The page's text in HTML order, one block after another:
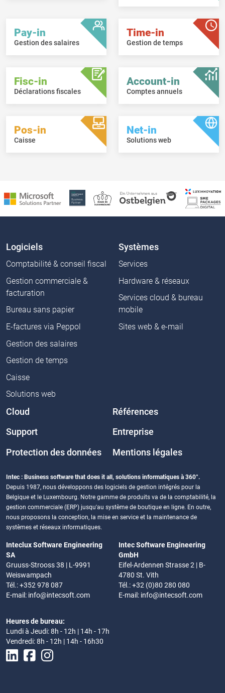
Pay-in
Gestion des salaires
Time-in
Gestion de temps
Fisc-in
Déclarations fiscales
Account-in
Comptes annuels
Pos-in
Caisse
Net-in
Solutions web
Logiciels
Comptabilité & conseil fiscal
Gestion commerciale &
facturation
Bureau sans papier
E-factures via Peppol
Gestion des salaires
Gestion de temps
Caisse
Solutions web
Systèmes
Services
Hardware & réseaux
Services cloud & bureau
mobile
Sites web & e-mail
Cloud Références
Support Entreprise
Protection des données Mentions légales
Intec : Business software that does it all, solutions informatiques à 360°.
Depuis 1987, nous développons des logiciels de gestion intégrés pour la
Belgique et le Luxembourg. Notre gamme de produits va de la comptabilité, la
gestion commerciale (ERP) jusqu'au système de boutique en ligne. En outre,
nous proposons la conception, la mise en service et la maintenance de
systèmes et réseaux informatiques.
Inteclux Software Engineering
SA
Gruuss-Strooss 38 | L-9991
Weiswampach
Tél.: +352 978 087
E-mail: info@intecsoft.com
Intec Software Engineering
GmbH
Eifel-Ardennen Strasse 2 | B-
4780 St. Vith
Tél.: +32 (0)80 280 080
E-mail: info@intecsoft.com
Heures de bureau:
Lundi à Jeudi: 8h - 12h | 14h - 17h
Vendredi: 8h - 12h | 14h - 16h30